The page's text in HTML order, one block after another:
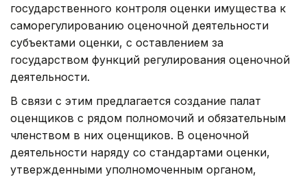
государственного контроля оценки имущества к
саморегулированию оценочной деятельности
субъектами оценки, с оставлением за
государством функций регулирования оценочной
деятельности.
В связи с этим предлагается создание палат
оценщиков с рядом полномочий и обязательным
членством в них оценщиков. В оценочной
деятельности наряду со стандартами оценки,
утвержденными уполномоченным органом,